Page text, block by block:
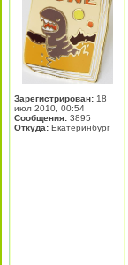
Зарегистрирован: 18
июл 2010, 00:54
Сообщения: 3895
Откуда: Екатеринбург